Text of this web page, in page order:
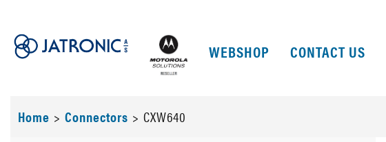
WEBSHOP CONTACT US
Home > Connectors > CXW640